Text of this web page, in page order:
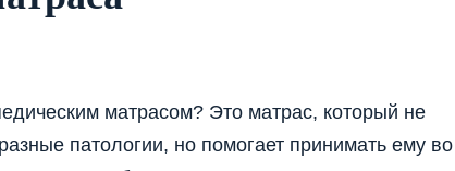
матрасом? Это матрас, который не
патологии, но помогает принимать ему во